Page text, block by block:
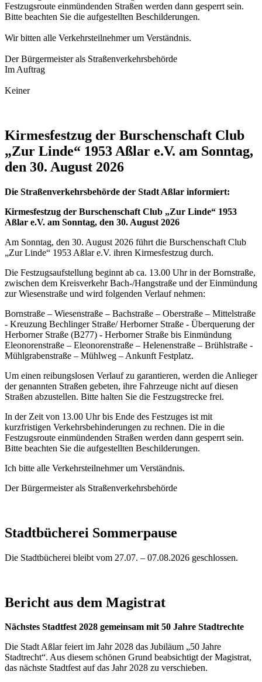
Festzugsroute einmündenden Straßen werden dann gesperrt sein.
Bitte beachten Sie die aufgestellten Beschilderungen.
Wir bitten alle Verkehrsteilnehmer um Verständnis.
Der Bürgermeister als Straßenverkehrsbehörde
Im Auftrag
Keiner
Kirmesfestzug der Burschenschaft Club
„Zur Linde“ 1953 Aßlar e.V. am Sonntag,
den 30. August 2026
Die Straßenverkehrsbehörde der Stadt Aßlar informiert:
Kirmesfestzug der Burschenschaft Club „Zur Linde“ 1953
Aßlar e.V. am Sonntag, den 30. August 2026
Am Sonntag, den 30. August 2026 führt die Burschenschaft Club
„Zur Linde“ 1953 Aßlar e.V. ihren Kirmesfestzug durch.
Die Festzugsaufstellung beginnt ab ca. 13.00 Uhr in der Bornstraße,
zwischen dem Kreisverkehr Bach-/Hangstraße und der Einmündung
zur Wiesenstraße und wird folgenden Verlauf nehmen:
Bornstraße – Wiesenstraße – Bachstraße – Oberstraße – Mittelstraße
- Kreuzung Bechlinger Straße/ Herborner Straße - Überquerung der
Herborner Straße (B277) - Herborner Straße bis Einmündung
Eleonorenstraße – Eleonorenstraße – Helenenstraße – Brühlstraße -
Mühlgrabenstraße – Mühlweg – Ankunft Festplatz.
Um einen reibungslosen Verlauf zu garantieren, werden die Anlieger
der genannten Straßen gebeten, ihre Fahrzeuge nicht auf diesen
Straßen abzustellen. Bitte halten Sie die Festzugstrecke frei.
In der Zeit von 13.00 Uhr bis Ende des Festzuges ist mit
kurzfristigen Verkehrsbehinderungen zu rechnen. Die in die
Festzugsroute einmündenden Straßen werden dann gesperrt sein.
Bitte beachten Sie die aufgestellten Beschilderungen.
Ich bitte alle Verkehrsteilnehmer um Verständnis.
Der Bürgermeister als Straßenverkehrsbehörde
Stadtbücherei Sommerpause
Die Stadtbücherei bleibt vom 27.07. – 07.08.2026 geschlossen.
Bericht aus dem Magistrat
Nächstes Stadtfest 2028 gemeinsam mit 50 Jahre Stadtrechte
Die Stadt Aßlar feiert im Jahr 2028 das Jubiläum „50 Jahre
Stadtrecht“. Aus diesem schönen Grund beabsichtigt der Magistrat,
das nächste Stadtfest auf das Jahr 2028 zu verschieben.